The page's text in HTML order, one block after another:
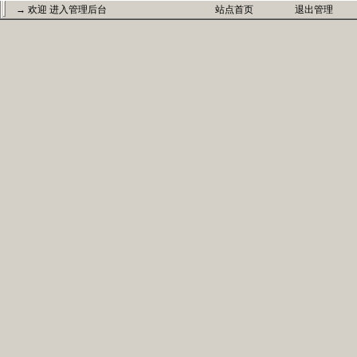
→ 欢迎 进入管理后台 站点首页 退出管理